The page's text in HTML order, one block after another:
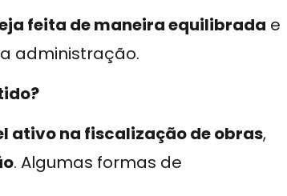
feita de maneira equilibrada e
administração.
ativo na fiscalização de obras,
. Algumas formas de